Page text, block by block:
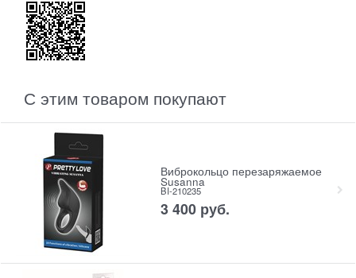
С этим товаром покупают
Виброкольцо перезаряжаемое
Susanna
BI-210235
3 400 руб.